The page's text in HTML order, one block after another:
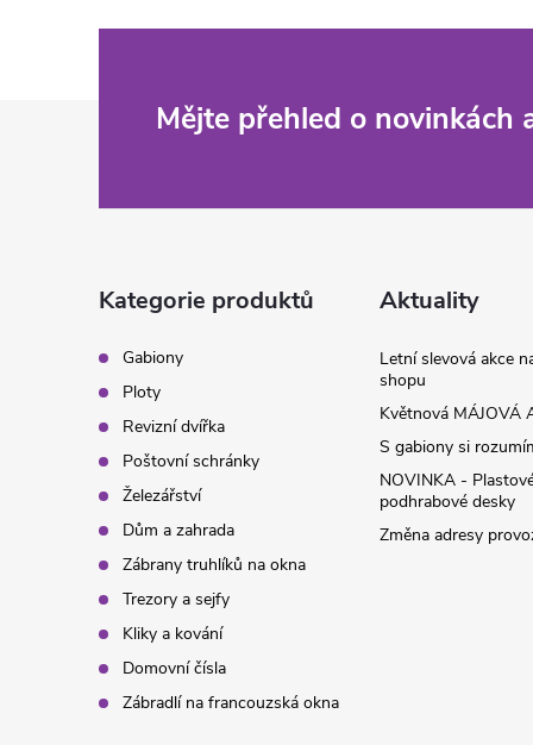
Mějte přehled o novinkách
Kategorie produktů
Gabiony
Ploty
Revizní dvířka
Poštovní schránky
Železářství
Dům a zahrada
Zábrany truhlíků na okna
Trezory a sejfy
Kliky a kování
Domovní čísla
Zábradlí na francouzská okna
Aktuality
Letní slevová akce
shopu
Květnová MÁJOVÁ
S gabiony si
NOVINKA -
podhrabové desky
Změna adresy